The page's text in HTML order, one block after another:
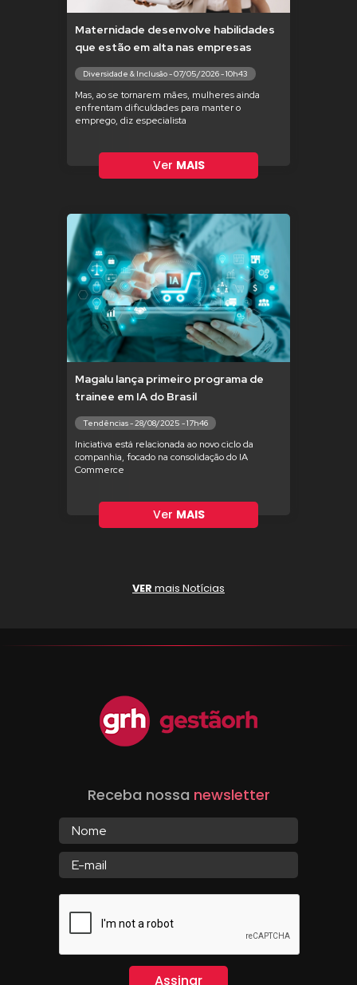
Maternidade desenvolve habilidades
que estão em alta nas empresas
Diversidade & Inclusão - 07/05/2026 - 10h43
Mas, ao se tornarem mães, mulheres ainda
enfrentam dificuldades para manter o
emprego, diz especialista
Ver MAIS
Magalu lança primeiro programa de
trainee em IA do Brasil
Tendências - 28/08/2025 - 17h46
Iniciativa está relacionada ao novo ciclo da
companhia, focado na consolidação do IA
Commerce
Ver MAIS
VER mais Notícias
Receba nossa newsletter